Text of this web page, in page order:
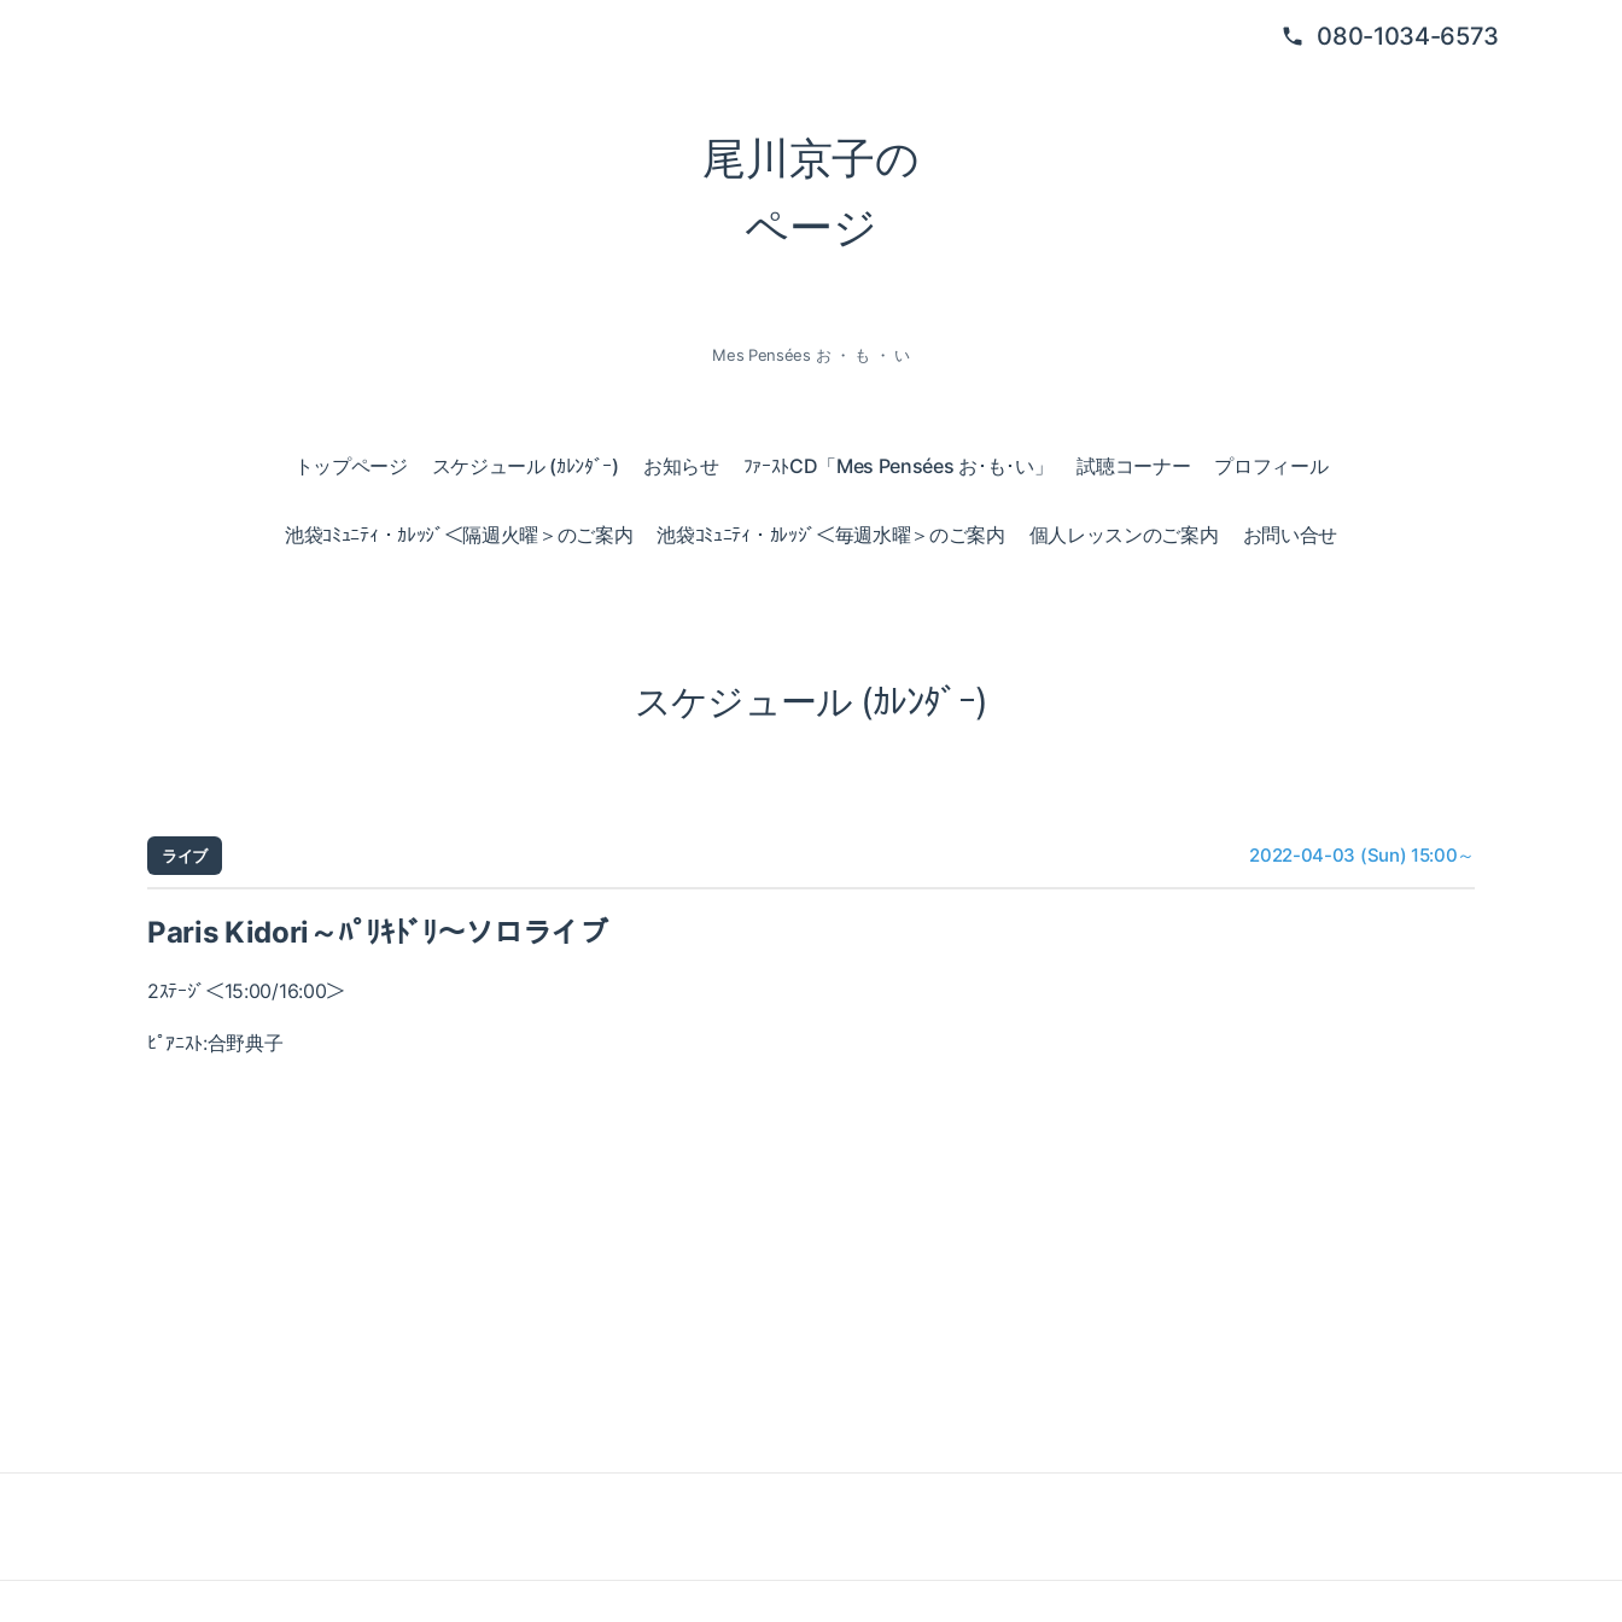
080-1034-6573
尾川京子の
ページ
Mes Pensées お ・ も ・ い
トップページ スケジュール (ｶﾚﾝﾀﾞｰ) お知らせ ﾌｧｰｽﾄCD「Mes Pensées お･も･い」 試聴コーナー プロフィール
池袋ｺﾐｭﾆﾃｨ・ｶﾚｯｼﾞ＜隔週火曜＞のご案内 池袋ｺﾐｭﾆﾃｨ・ｶﾚｯｼﾞ＜毎週水曜＞のご案内 個人レッスンのご案内 お問い合せ
スケジュール (ｶﾚﾝﾀﾞｰ)
ライブ 2022-04-03 (Sun) 15:00～
Paris Kidori～ﾊﾟﾘｷﾄﾞﾘ～ソロライブ
2ｽﾃｰｼﾞ＜15:00/16:00＞
ﾋﾟｱﾆｽﾄ:合野典子